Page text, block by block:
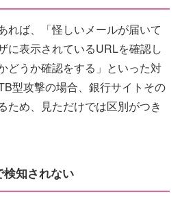
れば、「怪しいメールが届いて
に表示されているURLを確認し
どうか確認をする」といった対
型攻撃の場合、銀行サイトその
ため、見ただけでは区別がつき
検知されない